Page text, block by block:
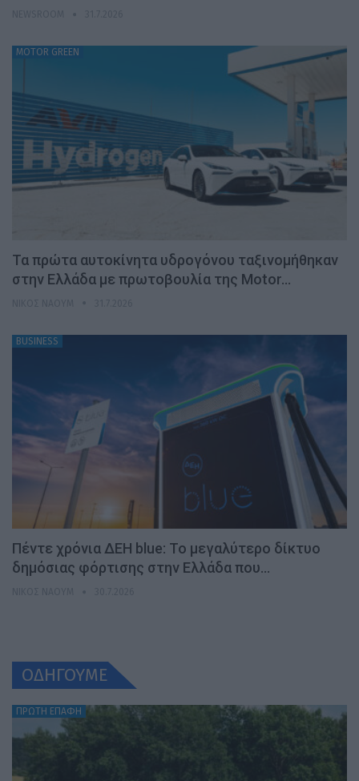
MOTOR GREEN
Τα πρώτα αυτοκίνητα υδρογόνου ταξινομήθηκαν
στην Ελλάδα με πρωτοβουλία της Motor…
BUSINESS
Πέντε χρόνια ΔΕΗ blue: Το μεγαλύτερο δίκτυο
δημόσιας φόρτισης στην Ελλάδα που…
ΟΔΗΓΟΥΜΕ
ΠΡΩΤΗ ΕΠΑΦΗ